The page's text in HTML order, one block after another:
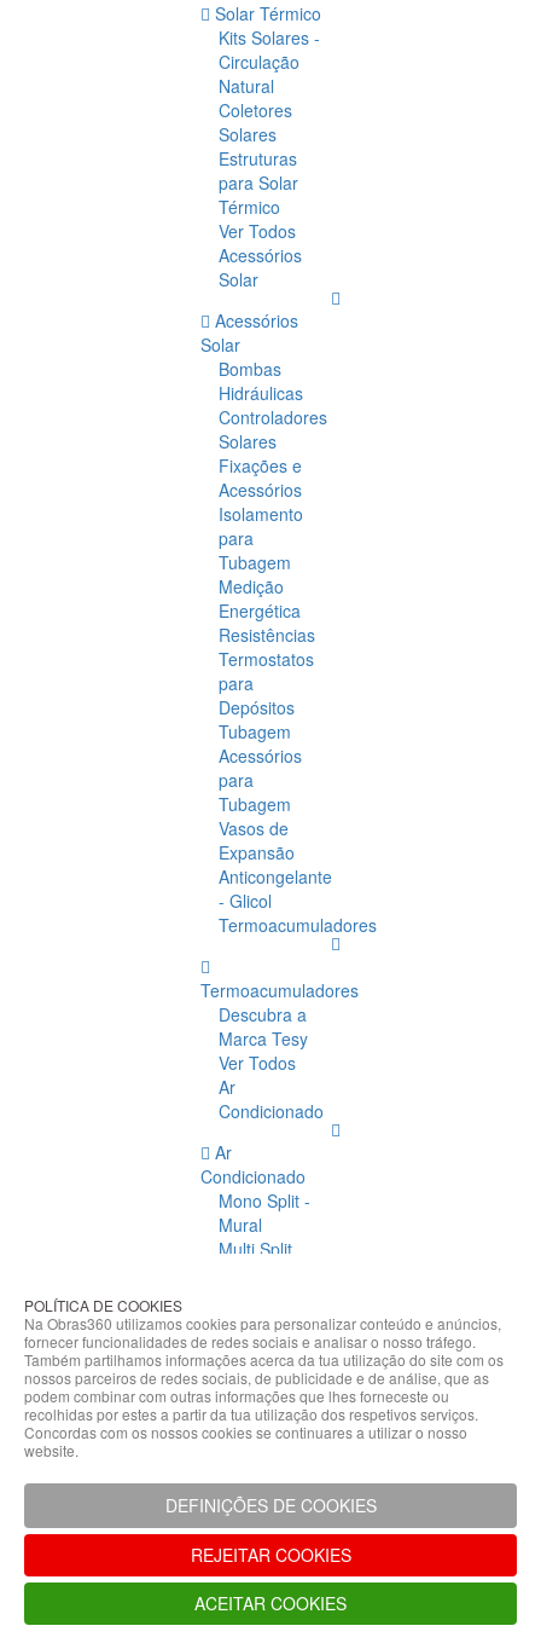
Solar Térmico
Kits Solares -
Circulação
Natural
Coletores
Solares
Estruturas
para Solar
Térmico
Ver Todos
Acessórios
Solar
Acessórios
Solar
Bombas
Hidráulicas
Controladores
Solares
Fixações e
Acessórios
Isolamento
para
Tubagem
Medição
Energética
Resistências
Termostatos
para
Depósitos
Tubagem
Acessórios
para
Tubagem
Vasos de
Expansão
Anticongelante
- Glicol
Termoacumuladores
Termoacumuladores
Descubra a
Marca Tesy
Ver Todos
Ar
Condicionado
Ar
Condicionado
Mono Split -
Mural
Multi Split
Condicionado
Acessórios
Climatização
Acessórios
Climatização
Hidráulicas
Controladores
Fixações e
Acessórios
Isolamento
para
Tubagem
POLÍTICA DE COOKIES
Na Obras360 utilizamos cookies para personalizar conteúdo e anúncios,
fornecer funcionalidades de redes sociais e analisar o nosso tráfego.
Também partilhamos informações acerca da tua utilização do site com os
nossos parceiros de redes sociais, de publicidade e de análise, que as
podem combinar com outras informações que lhes forneceste ou
recolhidas por estes a partir da tua utilização dos respetivos serviços.
Concordas com os nossos cookies se continuares a utilizar o nosso
website.
DEFINIÇÕES DE COOKIES
REJEITAR COOKIES
ACEITAR COOKIES